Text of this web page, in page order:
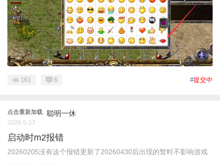
#提交中
161 6
点击重新加载 聪明一休
2026-5-27
启动时m2报错
20260205没有这个报错更新了20260430后出现的暂时不影响游戏